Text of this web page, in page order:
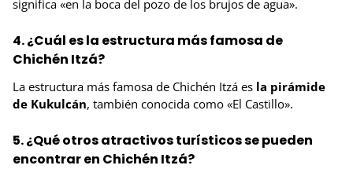
significa «en la boca del pozo de los brujos de agua».
4. ¿Cuál es la estructura más famosa de
Chichén Itzá?
La estructura más famosa de Chichén Itzá es la pirámide
de Kukulcán, también conocida como «El Castillo».
5. ¿Qué otros atractivos turísticos se pueden
encontrar en Chichén Itzá?